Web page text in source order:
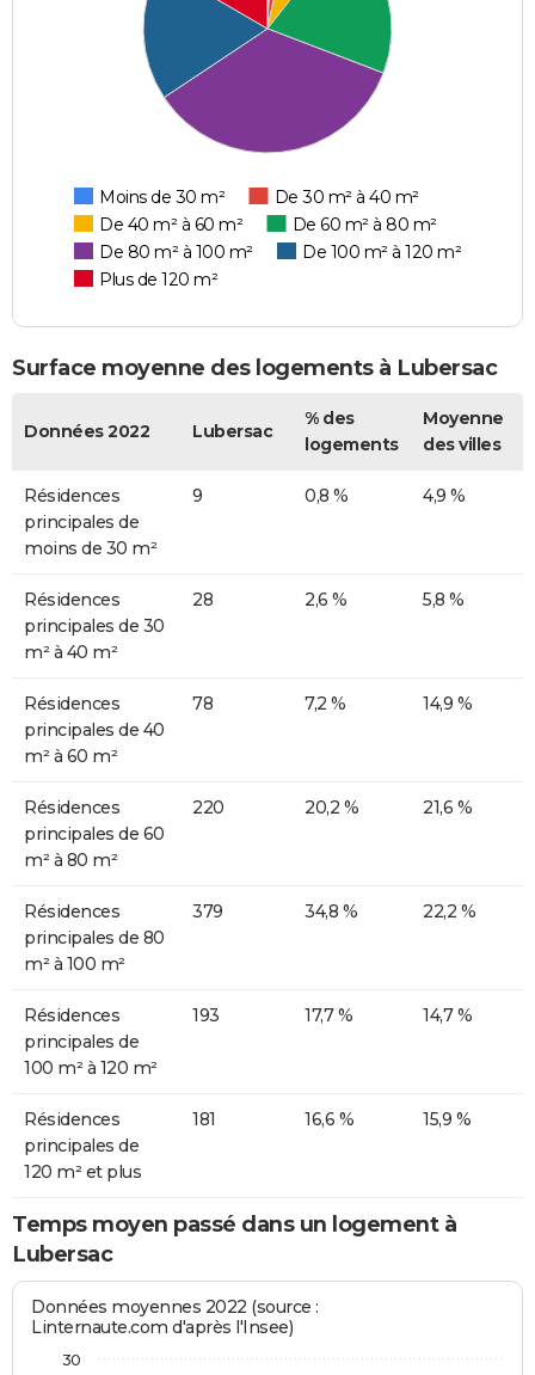
Moins de 30 m²
De 30 m² à 40 m²
De 40 m² à 60 m²
De 60 m² à 80 m²
De 80 m² à 100 m²
De 100 m² à 120 m²
Plus de 120 m²
Surface moyenne des logements à Lubersac
Données 2022 Lubersac
% des
logements
Moyenne
des villes
Résidences
principales de
moins de 30 m²
9 0,8 % 4,9 %
Résidences
principales de 30
m² à 40 m²
28 2,6 % 5,8 %
Résidences
principales de 40
m² à 60 m²
78 7,2 % 14,9 %
Résidences
principales de 60
m² à 80 m²
220 20,2 % 21,6 %
Résidences
principales de 80
m² à 100 m²
379 34,8 % 22,2 %
Résidences
principales de
100 m² à 120 m²
193 17,7 % 14,7 %
Résidences
principales de
120 m² et plus
181 16,6 % 15,9 %
Temps moyen passé dans un logement à
Lubersac
Données moyennes 2022 (source :
Linternaute.com d'après l'Insee)
30